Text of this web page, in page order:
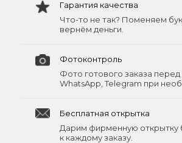
Гарантия качества
Что-то не так? Поменяем
вернём деньги.
Фотоконтроль
Фото готового заказа перед
WhatsApp, Telegram при
Бесплатная открытка
Дарим фирменную открытку
к каждому заказу.